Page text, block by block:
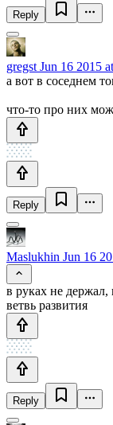
Reply
gregst Jun 16 2015
а вот в соседнем
что-то про них
Reply
Maslukhin Jun 16
в руках не держал,
ветвь развития
Reply